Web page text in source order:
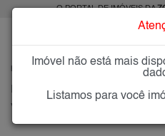
O PORTAL DE IMÓVEIS DA
Imóveis à Venda na Vila
Vila Guilhermina, Zona Leste
Imóvel não está mais
Listamos para você